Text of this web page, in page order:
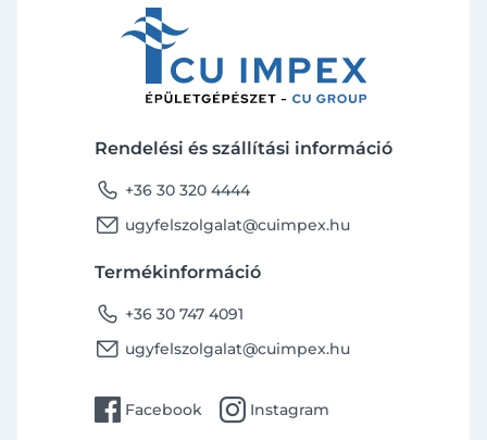
Rendelési és szállítási információ
phone +36 30 320 4444
email ugyfelszolgalat@cuimpex.hu
Termékinformáció
phone +36 30 747 4091
email ugyfelszolgalat@cuimpex.hu
facebook Facebook instagram Instagram